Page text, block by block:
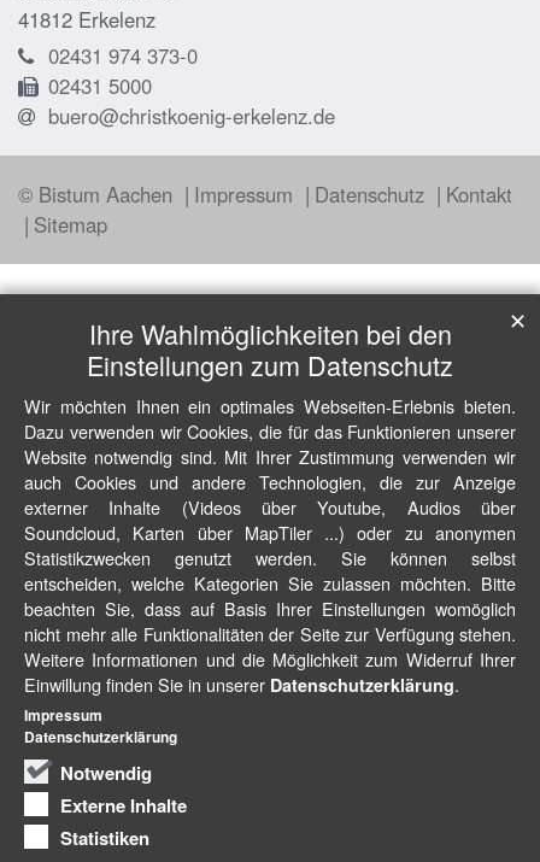
41812 Erkelenz
02431 974 373-0
02431 5000
buero@christkoenig-erkelenz.de
© Bistum Aachen Impressum Datenschutz
Kontakt
Sitemap
Ihre Wahlmöglichkeiten bei den
Einstellungen zum Datenschutz
Wir möchten Ihnen ein optimales Webseiten-Erlebnis bieten.
Dazu verwenden wir Cookies, die für das Funktionieren unserer
Website notwendig sind. Mit Ihrer Zustimmung verwenden wir
auch Cookies und andere Technologien, die zur Anzeige
externer Inhalte (Videos über Youtube, Audios über
Soundcloud, Karten über MapTiler ...) oder zu anonymen
Statistikzwecken genutzt werden. Sie können selbst
entscheiden, welche Kategorien Sie zulassen möchten. Bitte
beachten Sie, dass auf Basis Ihrer Einstellungen womöglich
nicht mehr alle Funktionalitäten der Seite zur Verfügung stehen.
Weitere Informationen und die Möglichkeit zum Widerruf Ihrer
Einwillung finden Sie in unserer Datenschutzerklärung.
Notwendig
Externe Inhalte
Statistiken
✕
Impressum
Datenschutzerklärung